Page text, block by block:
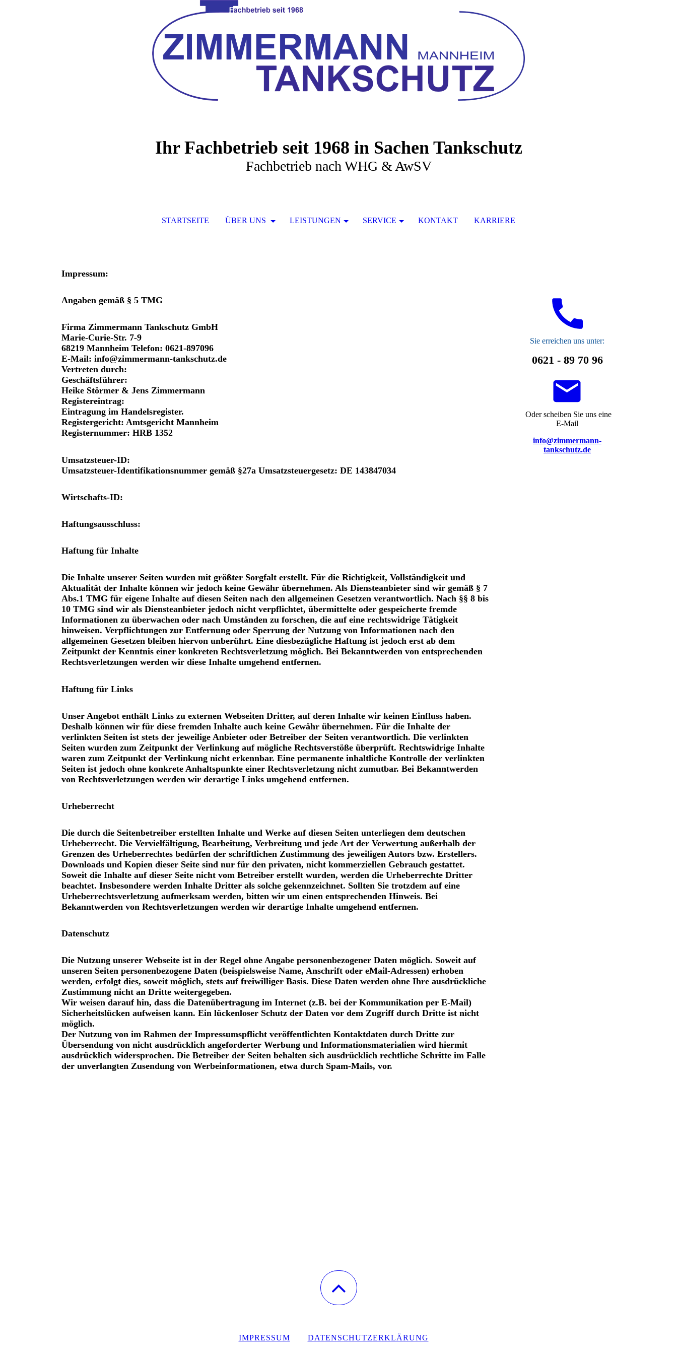
Ihr Fachbetrieb seit 1968 in Sachen Tankschutz
Fachbetrieb nach WHG & AwSV
STARTSEITE ÜBER UNS LEISTUNGEN SERVICE KONTAKT KARRIERE
Impressum:
Angaben gemäß § 5 TMG
Firma Zimmermann Tankschutz GmbH
Marie-Curie-Str. 7-9
68219 Mannheim Telefon: 0621-897096
E-Mail: info@zimmermann-tankschutz.de
Vertreten durch:
Geschäftsführer:
Heike Störmer & Jens Zimmermann
Registereintrag:
Eintragung im Handelsregister.
Registergericht: Amtsgericht Mannheim
Registernummer: HRB 1352
Umsatzsteuer-ID:
Umsatzsteuer-Identifikationsnummer gemäß §27a Umsatzsteuergesetz: DE 143847034
Wirtschafts-ID:
Haftungsausschluss:
Haftung für Inhalte
Die Inhalte unserer Seiten wurden mit größter Sorgfalt erstellt. Für die Richtigkeit, Vollständigkeit und
Aktualität der Inhalte können wir jedoch keine Gewähr übernehmen. Als Diensteanbieter sind wir gemäß § 7
Abs.1 TMG für eigene Inhalte auf diesen Seiten nach den allgemeinen Gesetzen verantwortlich. Nach §§ 8 bis
10 TMG sind wir als Diensteanbieter jedoch nicht verpflichtet, übermittelte oder gespeicherte fremde
Informationen zu überwachen oder nach Umständen zu forschen, die auf eine rechtswidrige Tätigkeit
hinweisen. Verpflichtungen zur Entfernung oder Sperrung der Nutzung von Informationen nach den
allgemeinen Gesetzen bleiben hiervon unberührt. Eine diesbezügliche Haftung ist jedoch erst ab dem
Zeitpunkt der Kenntnis einer konkreten Rechtsverletzung möglich. Bei Bekanntwerden von entsprechenden
Rechtsverletzungen werden wir diese Inhalte umgehend entfernen.
Haftung für Links
Unser Angebot enthält Links zu externen Webseiten Dritter, auf deren Inhalte wir keinen Einfluss haben.
Deshalb können wir für diese fremden Inhalte auch keine Gewähr übernehmen. Für die Inhalte der
verlinkten Seiten ist stets der jeweilige Anbieter oder Betreiber der Seiten verantwortlich. Die verlinkten
Seiten wurden zum Zeitpunkt der Verlinkung auf mögliche Rechtsverstöße überprüft. Rechtswidrige Inhalte
waren zum Zeitpunkt der Verlinkung nicht erkennbar. Eine permanente inhaltliche Kontrolle der verlinkten
Seiten ist jedoch ohne konkrete Anhaltspunkte einer Rechtsverletzung nicht zumutbar. Bei Bekanntwerden
von Rechtsverletzungen werden wir derartige Links umgehend entfernen.
Urheberrecht
Die durch die Seitenbetreiber erstellten Inhalte und Werke auf diesen Seiten unterliegen dem deutschen
Urheberrecht. Die Vervielfältigung, Bearbeitung, Verbreitung und jede Art der Verwertung außerhalb der
Grenzen des Urheberrechtes bedürfen der schriftlichen Zustimmung des jeweiligen Autors bzw. Erstellers.
Downloads und Kopien dieser Seite sind nur für den privaten, nicht kommerziellen Gebrauch gestattet.
Soweit die Inhalte auf dieser Seite nicht vom Betreiber erstellt wurden, werden die Urheberrechte Dritter
beachtet. Insbesondere werden Inhalte Dritter als solche gekennzeichnet. Sollten Sie trotzdem auf eine
Urheberrechtsverletzung aufmerksam werden, bitten wir um einen entsprechenden Hinweis. Bei
Bekanntwerden von Rechtsverletzungen werden wir derartige Inhalte umgehend entfernen.
Datenschutz
Die Nutzung unserer Webseite ist in der Regel ohne Angabe personenbezogener Daten möglich. Soweit auf
unseren Seiten personenbezogene Daten (beispielsweise Name, Anschrift oder eMail-Adressen) erhoben
werden, erfolgt dies, soweit möglich, stets auf freiwilliger Basis. Diese Daten werden ohne Ihre ausdrückliche
Zustimmung nicht an Dritte weitergegeben.
Wir weisen darauf hin, dass die Datenübertragung im Internet (z.B. bei der Kommunikation per E-Mail)
Sicherheitslücken aufweisen kann. Ein lückenloser Schutz der Daten vor dem Zugriff durch Dritte ist nicht
möglich.
Der Nutzung von im Rahmen der Impressumspflicht veröffentlichten Kontaktdaten durch Dritte zur
Übersendung von nicht ausdrücklich angeforderter Werbung und Informationsmaterialien wird hiermit
ausdrücklich widersprochen. Die Betreiber der Seiten behalten sich ausdrücklich rechtliche Schritte im Falle
der unverlangten Zusendung von Werbeinformationen, etwa durch Spam-Mails, vor.
Sie erreichen uns unter:
0621 - 89 70 96
Oder scheiben Sie uns eine
E-Mail
info@zimmermann-
tankschutz.de
IMPRESSUM DATENSCHUTZERKLÄRUNG